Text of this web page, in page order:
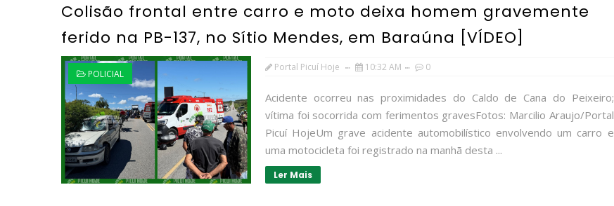
Colisão frontal entre carro e moto deixa homem gravemente
ferido na PB-137, no Sítio Mendes, em Baraúna [VÍDEO]
POLICIAL
Portal Picuí Hoje 10:32 AM 0
Acidente ocorreu nas proximidades do Caldo de Cana do Peixeiro;
vítima foi socorrida com ferimentos gravesFotos: Marcilio Araujo/Portal
Picuí HojeUm grave acidente automobilístico envolvendo um carro e
uma motocicleta foi registrado na manhã desta ...
Ler Mais